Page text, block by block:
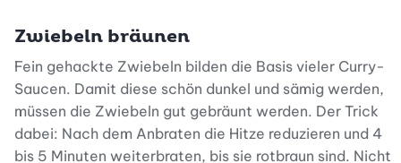
Zwiebeln bräunen
Fein gehackte Zwiebeln bilden die Basis vieler Curry-
Saucen. Damit diese schön dunkel und sämig werden,
müssen die Zwiebeln gut gebräunt werden. Der Trick
dabei: Nach dem Anbraten die Hitze reduzieren und 4
bis 5 Minuten weiterbraten, bis sie rotbraun sind. Nicht